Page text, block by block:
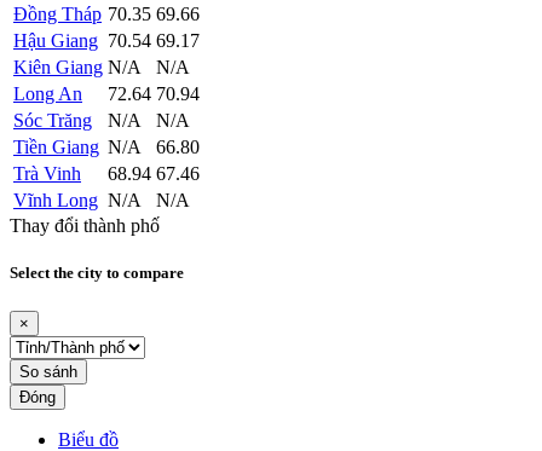
Đồng Tháp 70.35 69.66
Hậu Giang 70.54 69.17
Kiên Giang N/A
N/A
Long An
72.64 70.94
Sóc Trăng
N/A
N/A
Tiền Giang N/A
66.80
Trà Vinh
68.94 67.46
Vĩnh Long N/A
N/A
Thay đổi thành phố
Select the city to compare
×
So sánh
Đóng
Biểu đồ